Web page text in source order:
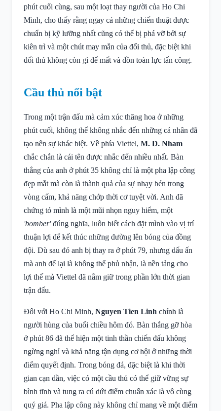
phút cuối cùng, sau một loạt thay người của Ho Chi
Minh, cho thấy rằng ngay cả những chiến thuật được
chuẩn bị kỹ lưỡng nhất cũng có thể bị phá vỡ bởi sự
kiên trì và một chút may mắn của đối thủ, đặc biệt khi
đối thủ không còn gì để mất và dồn toàn lực tấn công.
Cầu thủ nổi bật
Trong một trận đấu mà cảm xúc thăng hoa ở những
phút cuối, không thể không nhắc đến những cá nhân đã
tạo nên sự khác biệt. Về phía Viettel, M. D. Nham
chắc chắn là cái tên được nhắc đến nhiều nhất. Bàn
thắng của anh ở phút 35 không chỉ là một pha lập công
đẹp mắt mà còn là thành quả của sự nhạy bén trong
vòng cấm, khả năng chớp thời cơ tuyệt vời. Anh đã
chứng tỏ mình là một mũi nhọn nguy hiểm, một
'bomber'đúng nghĩa, luôn biết cách đặt mình vào vị trí
thuận lợi để kết thúc những đường lên bóng của đồng
đội. Dù sau đó anh bị thay ra ở phút 79, nhưng dấu ấn
mà anh để lại là không thể phủ nhận, là nền tảng cho
lợi thế mà Viettel đã nắm giữ trong phần lớn thời gian
trận đấu.
Đối với Ho Chi Minh, Nguyen Tien Linh chính là
người hùng của buổi chiều hôm đó. Bàn thắng gỡ hòa
ở phút 86 đã thể hiện một tinh thần chiến đấu không
ngừng nghỉ và khả năng tận dụng cơ hội ở những thời
điểm quyết định. Trong bóng đá, đặc biệt là khi thời
gian cạn dần, việc có một cầu thủ có thể giữ vững sự
bình tĩnh và tung ra cú dứt điểm chuẩn xác là vô cùng
quý giá. Pha lập công này không chỉ mang về một điểm